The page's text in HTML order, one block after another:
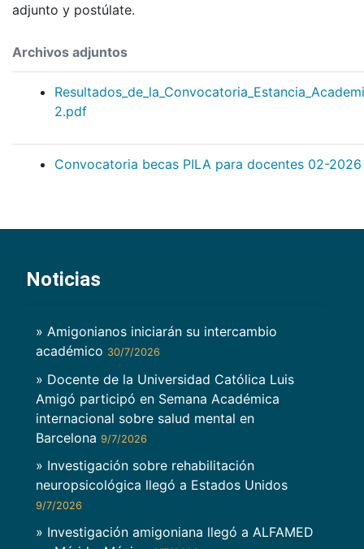
adjunto y postúlate.
Archivos adjuntos
2.pdf
Convocatoria becas PILA para docentes 02-2026
Noticias
» Amigonianos iniciarán su intercambio
académico 30/7/2026
» Docente de la Universidad Católica Luis
Amigó participó en Semana Académica
internacional sobre salud mental en
Barcelona 9/7/2026
» Investigación sobre rehabilitación
neuropsicológica llegó a Estados Unidos
9/7/2026
» Investigación amigoniana llegó a ALFAMED